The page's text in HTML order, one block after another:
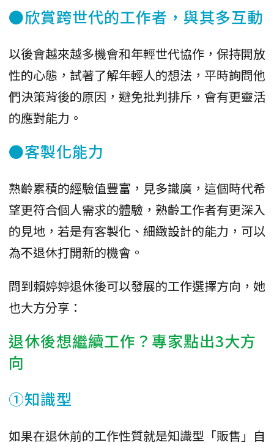
●欣賞跨世代的工作者，與其多互動
以後會越來越多機會和年輕世代協作，保持開放
性的心態，試著了解年輕人的想法，平時詢問他
們決策背後的原因，避免批判排斥，會有更靈活
的應對能力。
●客製化能力
熟齡累積的經驗值豐富，見多識廣，這個時代希
望更符合個人需求的體驗，熟齡工作者有更深入
的見地，若是有客製化、細緻設計的能力，可以
為不退休打開新的機會。
問到賴婷婷退休後可以發展的工作選擇方向，她
也大方分享：
退休後想繼續工作？專家點出3大方
向
①知識型
如果在退休前的工作性質就是知識型「販售」自